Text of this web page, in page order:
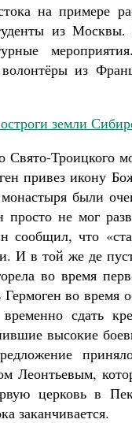
на примере
из
из
земли
Свято-Троицкого
привез икону
были
просто не мог
сообщил, что
И в той же де
во время
во время
сдать
высокие
Леонтьевым,
церковь в
заканчивается.
Как найти своё
Кирилл